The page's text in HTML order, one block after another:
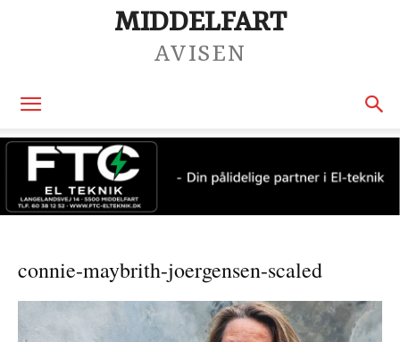
MIDDELFART
AVISEN
connie-maybrith-joergensen-scaled